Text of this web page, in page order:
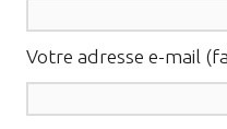
Votre adresse e-mail